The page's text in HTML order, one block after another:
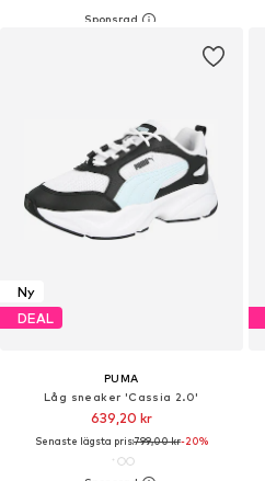
Ny
DEAL
PUMA
Låg sneaker 'Cassia 2.0'
639,20 kr
Senaste lägsta pris:799,00 kr-20%